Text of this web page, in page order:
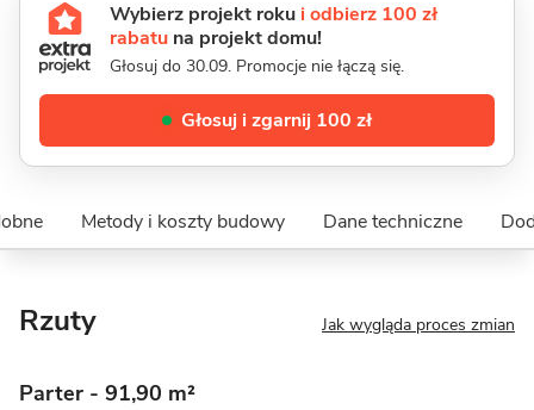
Wybierz projekt roku i odbierz 100 zł
rabatu na projekt domu!
Głosuj do 30.09. Promocje nie łączą się.
Głosuj i zgarnij 100 zł
Metody i koszty budowy Dane techniczne
Rzuty Jak wygląda proces zmian
Parter - 91,90 m²